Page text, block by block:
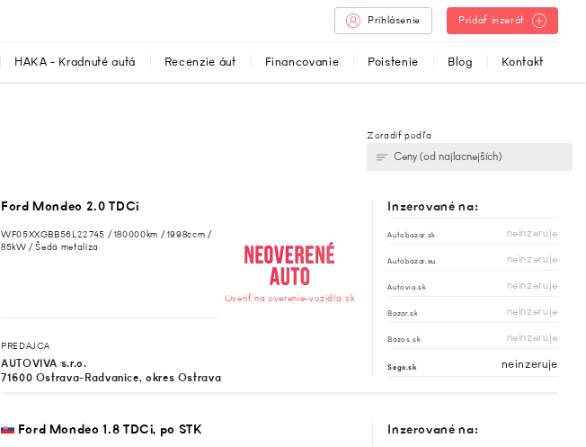
Prihlásenie Pridať inzerát
HAKA - Kradnuté autá Recenzie áut Financovanie Poistenie Blog Kontakt
Zoradiť podľa
Ford Mondeo 2.0 TDCi
WF05XXGBB56L22745 / 180000km / 1998ccm /
85kW / Šedá metalíza
Overiť na overenie-vozidla.sk
PREDAJCA
AUTOVIVA s.r.o.
71600 Ostrava-Radvanice, okres Ostrava
Inzerované na:
Autobazar.sk neinzeruje
Autobazar.eu neinzeruje
Autovia.sk neinzeruje
Bazar.sk neinzeruje
Bazos.sk neinzeruje
Sego.sk neinzeruje
Ford Mondeo 1.8 TDCi, po STK Inzerované na: